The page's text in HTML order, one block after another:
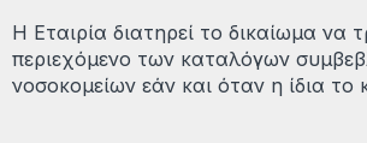
Η Εταιρία διατηρεί το δικαίωμα να
περιεχόμενο των καταλόγων
νοσοκομείων εάν και όταν η ίδια το